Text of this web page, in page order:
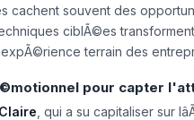
cachent souvent des
ciblÃ©es
terrain des
pour capter
, qui a su capitaliser sur